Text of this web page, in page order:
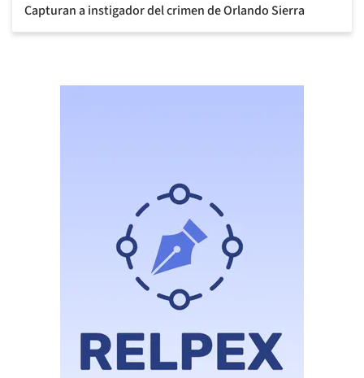
Capturan a instigador del crimen de Orlando Sierra